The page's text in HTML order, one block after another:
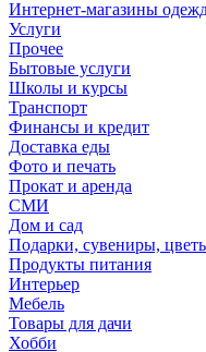
Интернет-магазины
Услуги
Прочее
Бытовые услуги
Школы и курсы
Транспорт
Финансы и кредит
Доставка еды
Фото и печать
Прокат и аренда
СМИ
Дом и сад
Подарки, сувениры,
Продукты питания
Интерьер
Мебель
Товары для дачи
Хобби